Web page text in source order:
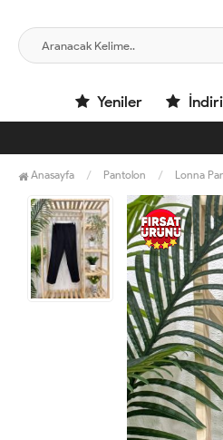
Yeniler
Anasayfa Pantolon Lonna